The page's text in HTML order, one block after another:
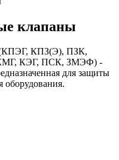
клапаны
(КПЭГ, КПЗ(Э), ПЗК,
КЭГ, ПСК, ЗМЭФ) -
для защиты
оборудования.